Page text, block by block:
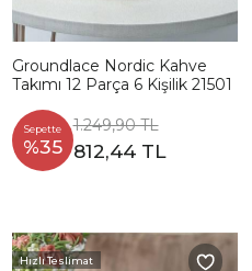
Groundlace Nordic Kahve
Takımı 12 Parça 6 Kişilik 21501
Sepette
%35
1.249,90 TL
812,44 TL
Hızlı Teslimat